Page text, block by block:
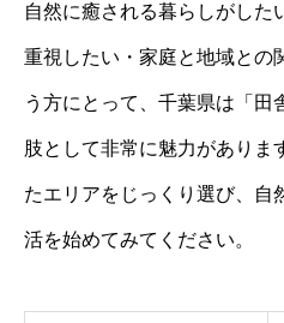
自然に癒される暮らしがした
重視したい・家庭と地域との
う方にとって、千葉県は「田
肢として非常に魅力がありま
たエリアをじっくり選び、自
活を始めてみてください。